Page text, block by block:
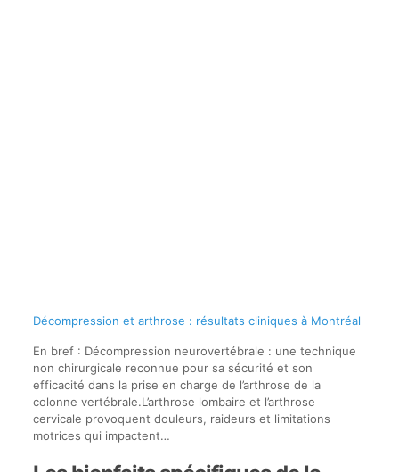
Décompression et arthrose : résultats cliniques à Montréal
En bref : Décompression neurovertébrale : une technique
non chirurgicale reconnue pour sa sécurité et son
efficacité dans la prise en charge de l’arthrose de la
colonne vertébrale.L’arthrose lombaire et l’arthrose
cervicale provoquent douleurs, raideurs et limitations
motrices qui impactent…